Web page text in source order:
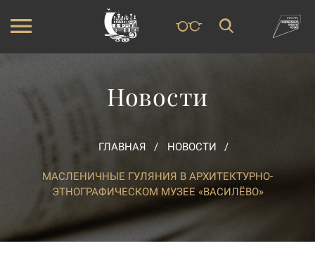
Новости
ГЛАВНАЯ НОВОСТИ
МАСЛЕНИЧНЫЕ ГУЛЯНИЯ В АРХИТЕКТУРНО-
ЭТНОГРАФИЧЕСКОМ МУЗЕЕ «ВАСИЛЁВО»